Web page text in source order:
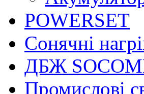
POWERSET
Сонячні
ДБЖ
Промислові